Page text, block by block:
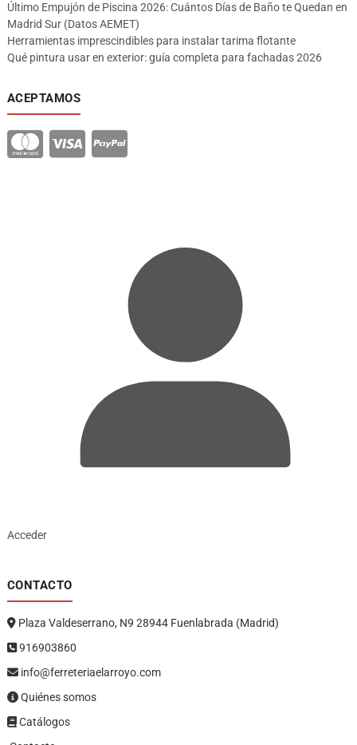
Último Empujón de Piscina 2026: Cuántos Días de Baño te Quedan en
Madrid Sur (Datos AEMET)
Herramientas imprescindibles para instalar tarima flotante
Qué pintura usar en exterior: guía completa para fachadas 2026
ACEPTAMOS
Acceder
CONTACTO
Plaza Valdeserrano, N9 28944 Fuenlabrada (Madrid)
916903860
info@ferreteriaelarroyo.com
Quiénes somos
Catálogos